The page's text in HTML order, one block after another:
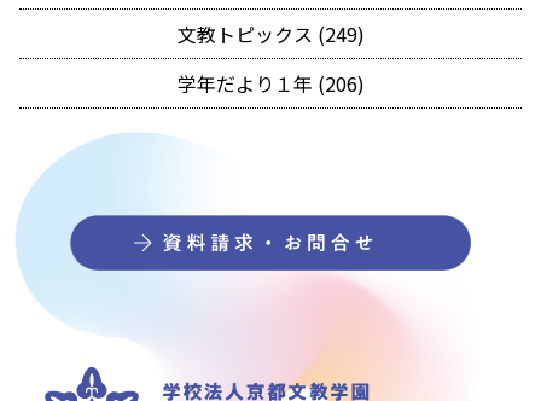
文教トピックス (249)
学年だより１年 (206)